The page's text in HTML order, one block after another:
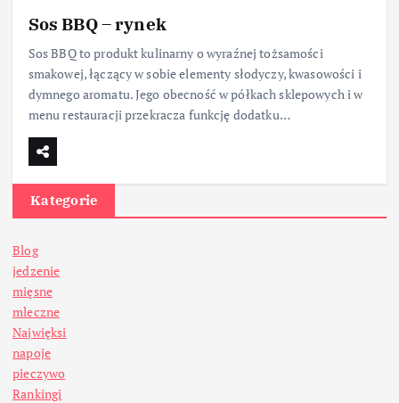
Sos BBQ – rynek
Sos BBQ to produkt kulinarny o wyraźnej tożsamości
smakowej, łączący w sobie elementy słodyczy, kwasowości i
dymnego aromatu. Jego obecność w półkach sklepowych i w
menu restauracji przekracza funkcję dodatku…
Kategorie
Blog
jedzenie
mięsne
mleczne
Najwięksi
napoje
pieczywo
Rankingi